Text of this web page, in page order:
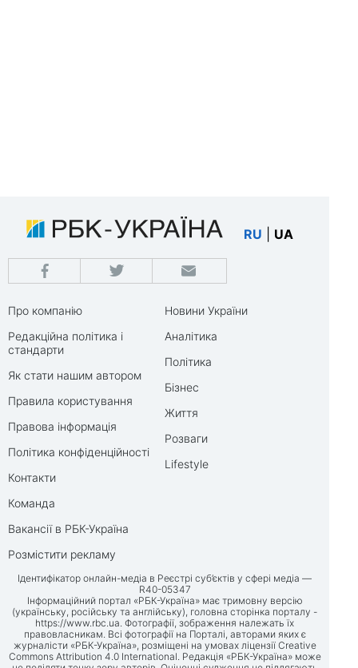
RU UA
Про компанію
Редакційна політика і
стандарти
Як стати нашим автором
Правила користування
Правова інформація
Політика конфіденційності
Контакти
Команда
Вакансії в РБК-Україна
Розмістити рекламу
Новини України
Аналітика
Політика
Бізнес
Життя
Розваги
Lifestyle
Ідентифікатор онлайн-медіа в Реєстрі суб’єктів у сфері медіа —
R40-05347
Інформаційний портал «РБК-Україна» має тримовну версію
(українську, російську та англійську), головна сторінка порталу -
https://www.rbc.ua. Фотографії, зображення належать їх
правовласникам. Всі фотографії на Порталі, авторами яких є
журналісти «РБК-Україна», розміщені на умовах ліцензії Creative
Commons Attribution 4.0 International. Редакція «РБК-Україна» може